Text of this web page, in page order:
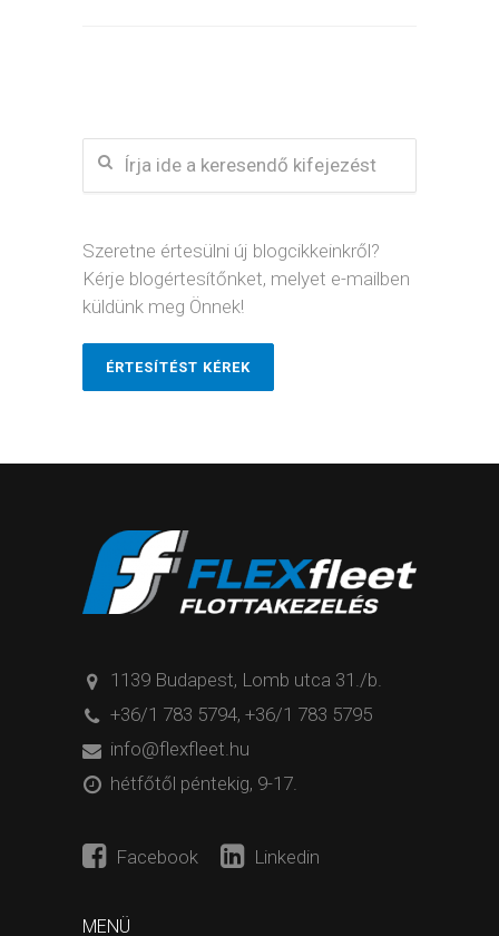
Szeretne értesülni új blogcikkeinkről?
Kérje blogértesítőnket, melyet e-mailben
küldünk meg Önnek!
ÉRTESÍTÉST KÉREK
1139 Budapest, Lomb utca 31./b.
+36/1 783 5794, +36/1 783 5795
info@flexfleet.hu
hétfőtől péntekig, 9-17.
Facebook Linkedin
MENÜ